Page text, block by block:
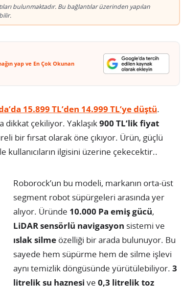
bulunmaktadır. Bu bağlantılar üzerinden yapılan
yap ve En Çok Okunan
15.899 TL’den 14.999 TL’ye düştü.
dikkat çekiliyor. Yaklaşık900 TL’lik fiyat
bir fırsat olarak öne çıkıyor. Ürün, güçlü
ilgisini üzerine çekecektir..
Roborock’un bu modeli, markanın orta-üst
segment robot süpürgeleri arasında yer
alıyor. Üründe 10.000 Pa emiş gücü,
LiDAR sensörlü navigasyon sistemi ve
ıslak silme özelliği bir arada bulunuyor. Bu
sayede hem süpürme hem de silme işlevi
aynı temizlik döngüsünde yürütülebiliyor. 3
litrelik su haznesi ve 0,3 litrelik toz